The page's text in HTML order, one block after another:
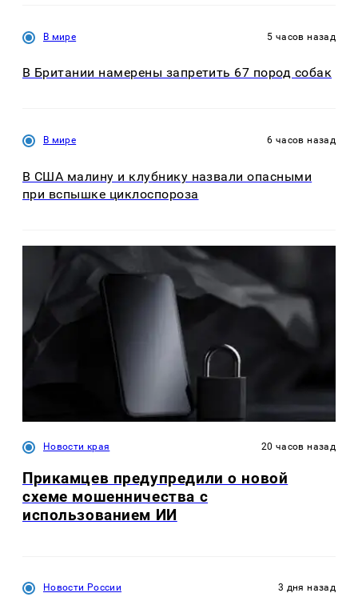
В мире 5 часов назад
В Британии намерены запретить 67 пород собак
В мире 6 часов назад
В США малину и клубнику назвали опасными
при вспышке циклоспороза
Новости края 20 часов назад
Прикамцев предупредили о новой
схеме мошенничества с
использованием ИИ
Новости России 3 дня назад